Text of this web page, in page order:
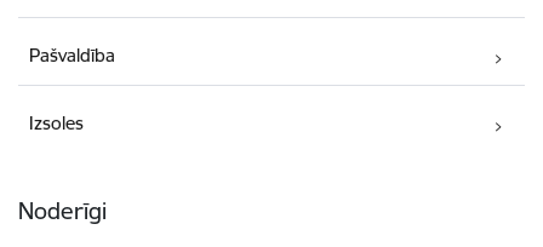
Pašvaldība
Izsoles
Noderīgi